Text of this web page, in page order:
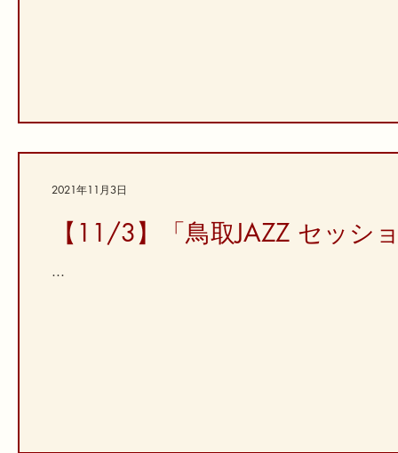
【11/3】「鳥取JAZZ セッシ
...
2021年11月3日